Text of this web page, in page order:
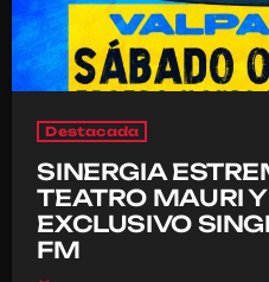
Destacada
SINERGIA
TEATRO MAURI
EXCLUSIVO
FM